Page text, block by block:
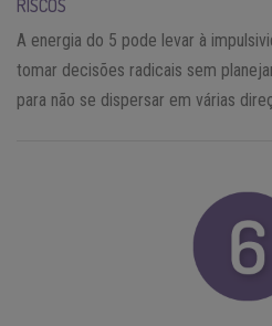
RISCOS
A energia do 5 pode levar à
tomar decisões radicais sem
para não se dispersar em várias